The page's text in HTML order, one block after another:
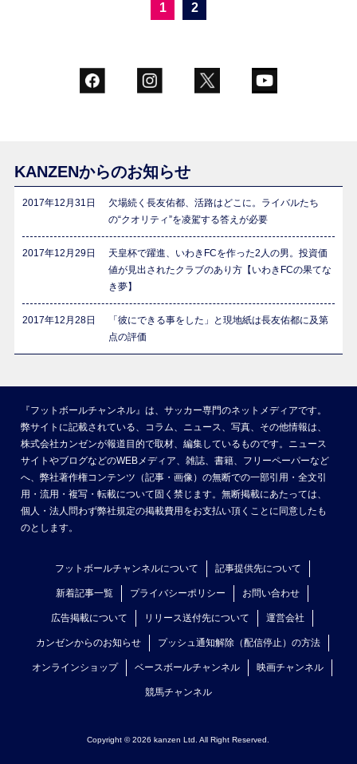
1 2
KANZENからのお知らせ
2017年12月31日
欠場続く長友佑都、活路はどこに。ライバルたち
の“クオリティ”を凌駕する答えが必要
2017年12月29日
天皇杯で躍進、いわきFCを作った2人の男。投資価
値が見出されたクラブのあり方【いわきFCの果てな
き夢】
2017年12月28日
「彼にできる事をした」と現地紙は長友佑都に及第
点の評価
『フットボールチャンネル』は、サッカー専門のネットメディアです。
弊サイトに記載されている、コラム、ニュース、写真、その他情報は、
株式会社カンゼンが報道目的で取材、編集しているものです。ニュース
サイトやブログなどのWEBメディア、雑誌、書籍、フリーペーパーなど
へ、弊社著作権コンテンツ（記事・画像）の無断での一部引用・全文引
用・流用・複写・転載について固く禁じます。無断掲載にあたっては、
個人・法人問わず弊社規定の掲載費用をお支払い頂くことに同意したも
のとします。
フットボールチャンネルについて 記事提供先について
新着記事一覧 プライバシーポリシー お問い合わせ
広告掲載について リリース送付先について 運営会社
カンゼンからのお知らせ プッシュ通知解除（配信停止）の方法
オンラインショップ ベースボールチャンネル 映画チャンネル
競馬チャンネル
Copyright © 2026 kanzen Ltd. All Right Reserved.